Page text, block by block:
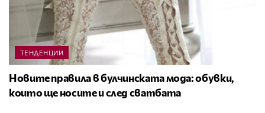
ТЕНДЕНЦИИ
Новите правила в булчинската мода: обувки,
които ще носите и след сватбата